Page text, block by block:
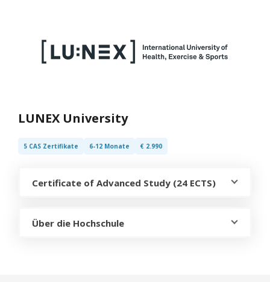
LUNEX University
5 CAS Zertifikate 6-12 Monate € 2.990
Certificate of Advanced Study (24 ECTS)
Über die Hochschule